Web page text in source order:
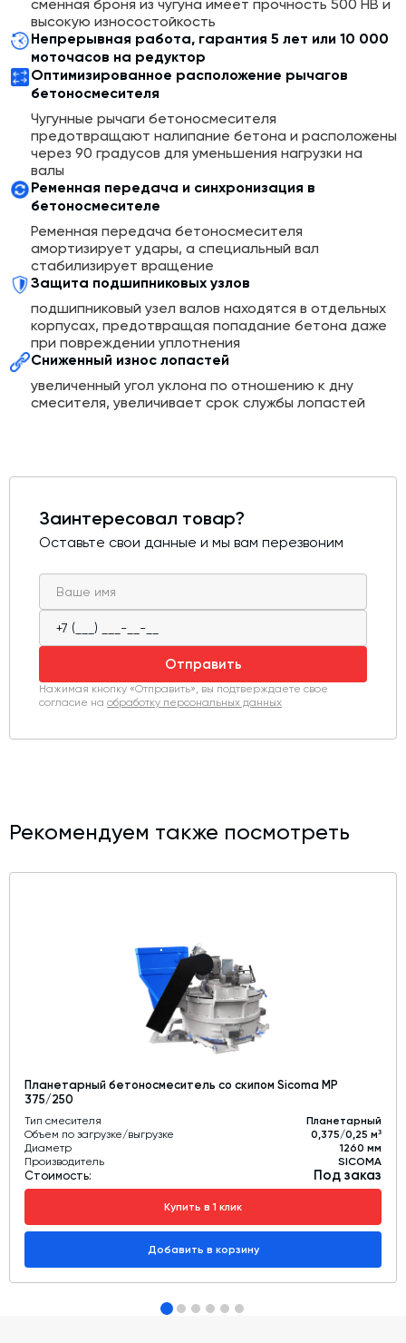
нагрузкой. Надежность редукторов Sicoma
подтверждается гарантийными обязательствами на 5
лет или 10 000 моточасов.
Три лопасти, расположенные по оптимизированной
перемешивание без «мертвых зон» и ускоряют
выгрузку. Специальный наклон и утолщение кромки
лопастей снижают износ и позволяют регулировать
зазор до брони.
Бетоносмеситель оснащен до четырьмя секторными
затворами с резиновыми уплотнениями и ручным/
пневматическим/гидравлическим приводом (включая
ручной гидравлический насос для аварийных
ситуаций). Вода подается через перфорированные
трубы с инжекторами, мойка — опциональной
станцией высокого давления. Загрузка
осуществляется через фланец или скиповый
подъемник (без пыли). Опционально: гидравлические
муфты, приводная дробилка. Пульт управления
расположен непосредственно на бетоносмесителе.
cменная броня из чугуна имеет прочность 500 НВ и
высокую износостойкость
Непрерывная работа, гарантия 5 лет или 10 000
моточасов на редуктор
Оптимизированное расположение рычагов
бетоносмесителя
Чугунные рычаги бетоносмесителя
предотвращают налипание бетона и расположены
через 90 градусов для уменьшения нагрузки на
валы
Ременная передача и синхронизация в
бетоносмесителе
Ременная передача бетоносмесителя
амортизирует удары, а специальный вал
стабилизирует вращение
Защита подшипниковых узлов
подшипниковый узел валов находятся в отдельных
корпусах, предотвращая попадание бетона даже
при повреждении уплотнения
Сниженный износ лопастей
увеличенный угол уклона по отношению к дну
смесителя, увеличивает срок службы лопастей
Заинтересовал товар?
Оставьте свои данные и мы вам перезвоним
Отправить
Нажимая кнопку «Отправить», вы подтверждаете свое
согласие на обработку персональных данных
Рекомендуем также посмотреть
Планетарный бетоносмеситель со скипом Sicoma MP
375/250
Тип смесителя
Планетарный
Объем по загрузке/выгрузке
0,375/0,25 м³
Диаметр
1260 мм
Производитель
SICOMA
Стоимость: Под заказ
Купить в 1 клик
Добавить в корзину